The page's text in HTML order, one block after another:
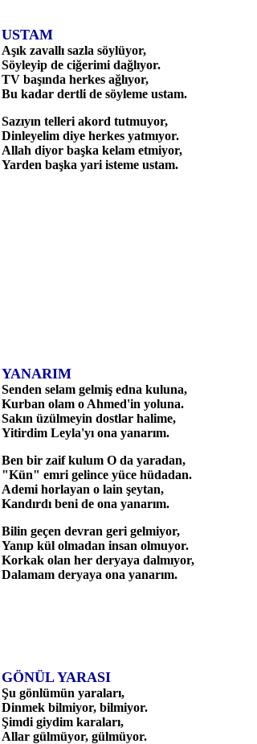
USTAM
Aşık zavallı sazla söylüyor,
Söyleyip de ciğerimi dağlıyor.
TV başında herkes ağlıyor,
Bu kadar dertli de söyleme ustam.
Sazıyın telleri akord tutmuyor,
Dinleyelim diye herkes yatmıyor.
Allah diyor başka kelam etmiyor,
Yarden başka yari isteme ustam.
YANARIM
Senden selam gelmiş edna kuluna,
Kurban olam o Ahmed'in yoluna.
Sakın üzülmeyin dostlar halime,
Yitirdim Leyla'yı ona yanarım.
Ben bir zaif kulum O da yaradan,
"Kün" emri gelince yüce hüdadan.
Ademi horlayan o lain şeytan,
Kandırdı beni de ona yanarım.
Bilin geçen devran geri gelmiyor,
Yanıp kül olmadan insan olmuyor.
Korkak olan her deryaya dalmıyor,
Dalamam deryaya ona yanarım.
GÖNÜL YARASI
Şu gönlümün yaraları,
Dinmek bilmiyor, bilmiyor.
Şimdi giydim karaları,
Allar gülmüyor, gülmüyor.